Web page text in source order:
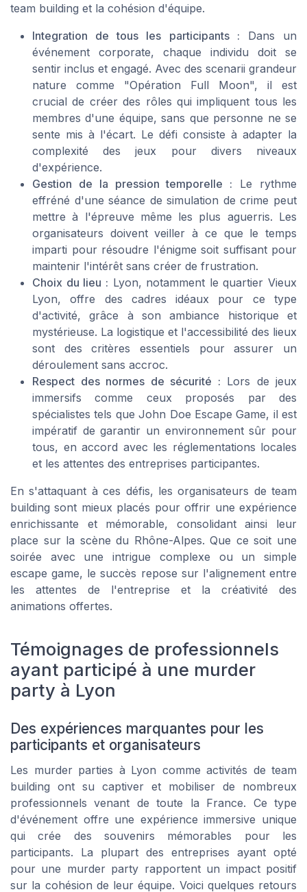
team building et la cohésion d'équipe.
Integration de tous les participants : Dans un
événement corporate, chaque individu doit se
sentir inclus et engagé. Avec des scenarii grandeur
nature comme "Opération Full Moon", il est
crucial de créer des rôles qui impliquent tous les
membres d'une équipe, sans que personne ne se
sente mis à l'écart. Le défi consiste à adapter la
complexité des jeux pour divers niveaux
d'expérience.
Gestion de la pression temporelle : Le rythme
effréné d'une séance de simulation de crime peut
mettre à l'épreuve même les plus aguerris. Les
organisateurs doivent veiller à ce que le temps
imparti pour résoudre l'énigme soit suffisant pour
maintenir l'intérêt sans créer de frustration.
Choix du lieu : Lyon, notamment le quartier Vieux
Lyon, offre des cadres idéaux pour ce type
d'activité, grâce à son ambiance historique et
mystérieuse. La logistique et l'accessibilité des lieux
sont des critères essentiels pour assurer un
déroulement sans accroc.
Respect des normes de sécurité : Lors de jeux
immersifs comme ceux proposés par des
spécialistes tels que John Doe Escape Game, il est
impératif de garantir un environnement sûr pour
tous, en accord avec les réglementations locales
et les attentes des entreprises participantes.
En s'attaquant à ces défis, les organisateurs de team
building sont mieux placés pour offrir une expérience
enrichissante et mémorable, consolidant ainsi leur
place sur la scène du Rhône-Alpes. Que ce soit une
soirée avec une intrigue complexe ou un simple
escape game, le succès repose sur l'alignement entre
les attentes de l'entreprise et la créativité des
animations offertes.
Témoignages de professionnels
ayant participé à une murder
party à Lyon
Des expériences marquantes pour les
participants et organisateurs
Les murder parties à Lyon comme activités de team
building ont su captiver et mobiliser de nombreux
professionnels venant de toute la France. Ce type
d'événement offre une expérience immersive unique
qui crée des souvenirs mémorables pour les
participants. La plupart des entreprises ayant opté
pour une murder party rapportent un impact positif
sur la cohésion de leur équipe. Voici quelques retours